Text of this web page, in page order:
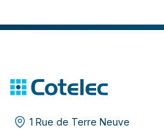
1 Rue de Terre Neuve